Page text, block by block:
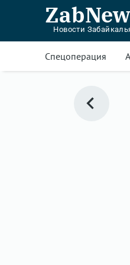
Новости
Спецоперация